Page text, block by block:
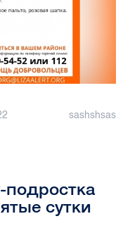
sashshsas
сутки